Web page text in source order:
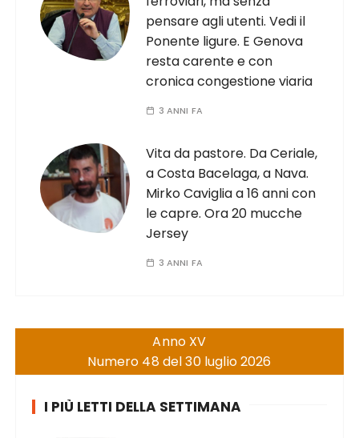
pensare agli utenti. Vedi il
Ponente ligure. E Genova
resta carente e con
cronica congestione viaria
3 ANNI FA
Vita da pastore. Da Ceriale,
a Costa Bacelaga, a Nava.
Mirko Caviglia a 16 anni con
le capre. Ora 20 mucche
Jersey
3 ANNI FA
Anno XV
Numero 48 del 30 luglio 2026
I PIÙ LETTI DELLA SETTIMANA